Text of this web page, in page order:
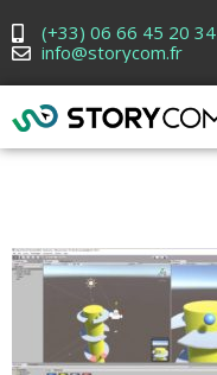
(+33) 06 66 45 20 34
info@storycom.fr